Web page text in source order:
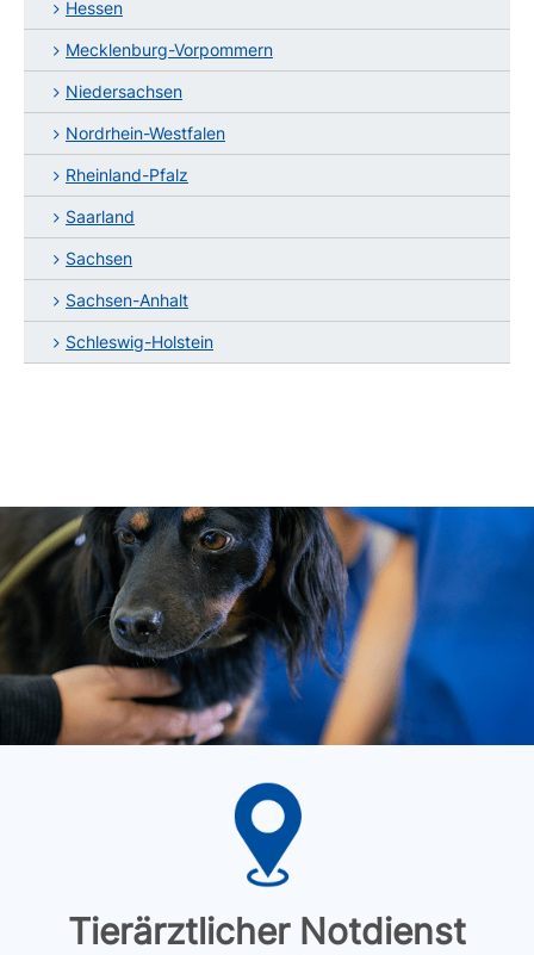
Hessen
Mecklenburg-Vorpommern
Niedersachsen
Nordrhein-Westfalen
Rheinland-Pfalz
Saarland
Sachsen
Sachsen-Anhalt
Schleswig-Holstein
Tierärztlicher Notdienst